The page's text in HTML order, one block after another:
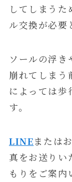
してしまう
ル交換が必要
ソールの浮き
崩れてしまう
によっては歩
す。
LINEまたは
真をお送りい
もりをご案内